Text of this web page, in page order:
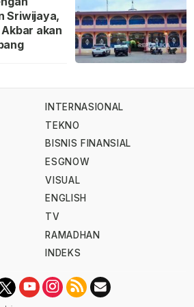
Sriwijaya,
akan
INTERNASIONAL
TEKNO
BISNIS FINANSIAL
ESGNOW
VISUAL
ENGLISH
TV
RAMADHAN
INDEKS